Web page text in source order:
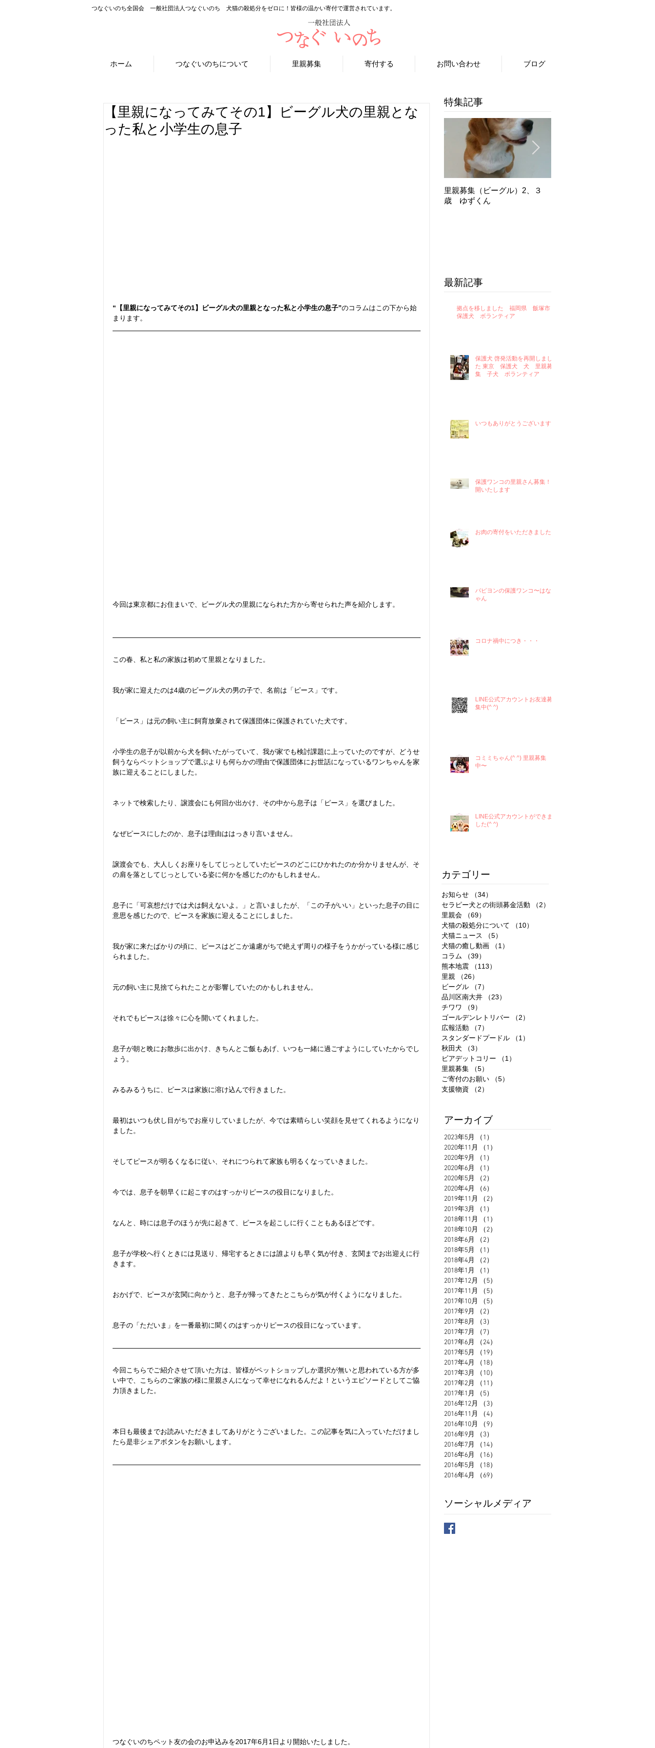
つなぐいのち全国会 一般社団法人つなぐいのち 犬猫の殺処分をゼロに！皆様の温かい寄付で運営されています。
ホーム つなぐいのちについて 里親募集 寄付する お問い合わせ ブログ
【里親になってみてその1】ビーグル犬の里親とな
った私と小学生の息子
“【里親になってみてその1】ビーグル犬の里親となった私と小学生の息子”のコラムはこの下から始
まります。
今回は東京都にお住まいで、ビーグル犬の里親になられた方から寄せられた声を紹介します。
この春、私と私の家族は初めて里親となりました。
我が家に迎えたのは4歳のビーグル犬の男の子で、名前は「ピース」です。
「ピース」は元の飼い主に飼育放棄されて保護団体に保護されていた犬です。
小学生の息子が以前から犬を飼いたがっていて、我が家でも検討課題に上っていたのですが、どうせ
飼うならペットショップで選ぶよりも何らかの理由で保護団体にお世話になっているワンちゃんを家
族に迎えることにしました。
ネットで検索したり、譲渡会にも何回か出かけ、その中から息子は「ピース」を選びました。
なぜピースにしたのか、息子は理由ははっきり言いません。
譲渡会でも、大人しくお座りをしてじっとしていたピースのどこにひかれたのか分かりませんが、そ
の肩を落としてじっとしている姿に何かを感じたのかもしれません。
息子に「可哀想だけでは犬は飼えないよ。」と言いましたが、「この子がいい」といった息子の目に
意思を感じたので、ピースを家族に迎えることにしました。
我が家に来たばかりの頃に、ピースはどこか遠慮がちで絶えず周りの様子をうかがっている様に感じ
られました。
元の飼い主に見捨てられたことが影響していたのかもしれません。
それでもピースは徐々に心を開いてくれました。
息子が朝と晩にお散歩に出かけ、きちんとご飯もあげ、いつも一緒に過ごすようにしていたからでし
ょう。
みるみるうちに、ピースは家族に溶け込んで行きました。
最初はいつも伏し目がちでお座りしていましたが、今では素晴らしい笑顔を見せてくれるようになり
ました。
そしてピースが明るくなるに従い、それにつられて家族も明るくなっていきました。
今では、息子を朝早くに起こすのはすっかりピースの役目になりました。
なんと、時には息子のほうが先に起きて、ピースを起こしに行くこともあるほどです。
息子が学校へ行くときには見送り、帰宅するときには誰よりも早く気が付き、玄関までお出迎えに行
きます。
おかげで、ピースが玄関に向かうと、息子が帰ってきたとこちらが気が付くようになりました。
息子の「ただいま」を一番最初に聞くのはすっかりピースの役目になっています。
今回こちらでご紹介させて頂いた方は、皆様がペットショップしか選択が無いと思われている方が多
い中で、こちらのご家族の様に里親さんになって幸せになれるんだよ！というエピソードとしてご協
力頂きました。
本日も最後までお読みいただきましてありがとうございました。この記事を気に入っていただけまし
たら是非シェアボタンをお願いします。
つなぐいのちペット友の会のお申込みを2017年6月1日より開始いたしました。
特集記事
里親募集（ビーグル）2、３
歳 ゆずくん
最新記事
拠点を移しました 福岡県 飯塚市
保護犬 ボランティア
保護犬 啓発活動を再開しまし
た 東京 保護犬 犬 里親募
集 子犬 ボランティア
いつもありがとうございます！
保護ワンコの里親さん募集！再
開いたします
お肉の寄付をいただきました！
パピヨンの保護ワンコ〜はなち
ゃん
コロナ禍中につき・・・
LINE公式アカウントお友達募
集中(^ ^)
コミミちゃん(^ ^) 里親募集
中〜
LINE公式アカウントができま
した(^ ^)
カテゴリー
お知らせ （34）
セラピー犬との街頭募金活動
（2）
里親会
（69）
犬猫の殺処分について
（10）
犬猫ニュース
（5）
犬猫の癒し動画
（1）
コラム
（39）
熊本地震
（113）
里親
（26）
ビーグル
（7）
品川区南大井
（23）
チワワ
（9）
ゴールデンレトリバー
（2）
広報活動
（7）
スタンダードプードル
（1）
秋田犬
（3）
ビアデットコリー
（1）
里親募集
（5）
ご寄付のお願い
（5）
支援物資
（2）
アーカイブ
2023年5月 （1）
2020年11月
（1）
2020年9月
（1）
2020年6月
（1）
2020年5月
（2）
2020年4月
（6）
2019年11月
（2）
2019年3月
（1）
2018年11月
（1）
2018年10月
（2）
2018年6月
（2）
2018年5月
（1）
2018年4月
（2）
2018年1月
（1）
2017年12月
（5）
2017年11月
（5）
2017年10月
（5）
2017年9月
（2）
2017年8月
（3）
2017年7月
（7）
2017年6月
（24）
2017年5月
（19）
2017年4月
（18）
2017年3月
（10）
2017年2月
（11）
2017年1月
（5）
2016年12月
（3）
2016年11月
（4）
2016年10月
（9）
2016年9月
（3）
2016年7月
（14）
2016年6月
（16）
2016年5月
（18）
2016年4月
（69）
ソーシャルメディア